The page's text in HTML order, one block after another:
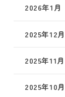
2026年1月
2025年12月
2025年11月
2025年10月